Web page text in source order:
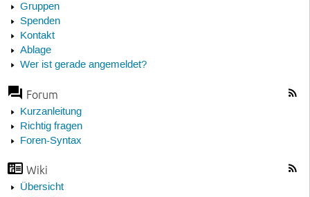
Gruppen
Spenden
Kontakt
Ablage
Wer ist gerade angemeldet?
Forum
Kurzanleitung
Richtig fragen
Foren-Syntax
Wiki
Übersicht